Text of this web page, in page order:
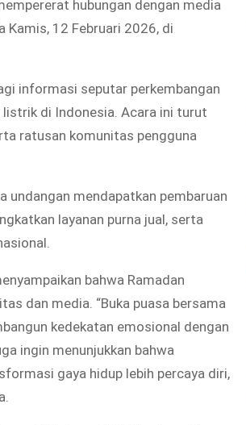
hubungan dengan media
Kamis, 12 Februari 2026, di
informasi seputar perkembangan
di Indonesia. Acara ini turut
ratusan komunitas pengguna
undangan mendapatkan pembaruan
layanan purna jual, serta
bahwa Ramadan
dan media. “Buka puasa bersama
kedekatan emosional dengan
ingin menunjukkan bahwa
gaya hidup lebih percaya diri,